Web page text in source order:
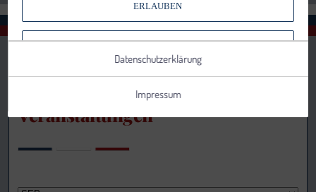
Veranstaltungen
ERLAUBEN
VERWENDEN
Datenschutzerklärung
Impressum